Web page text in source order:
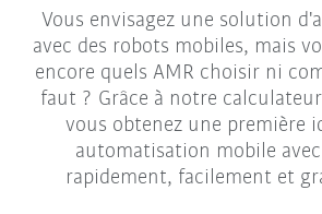
Vous envisagez une solution
avec des robots mobiles, mais
encore quels AMR choisir ni
faut ? Grâce à notre
vous obtenez une première
automatisation mobile
rapidement, facilement et